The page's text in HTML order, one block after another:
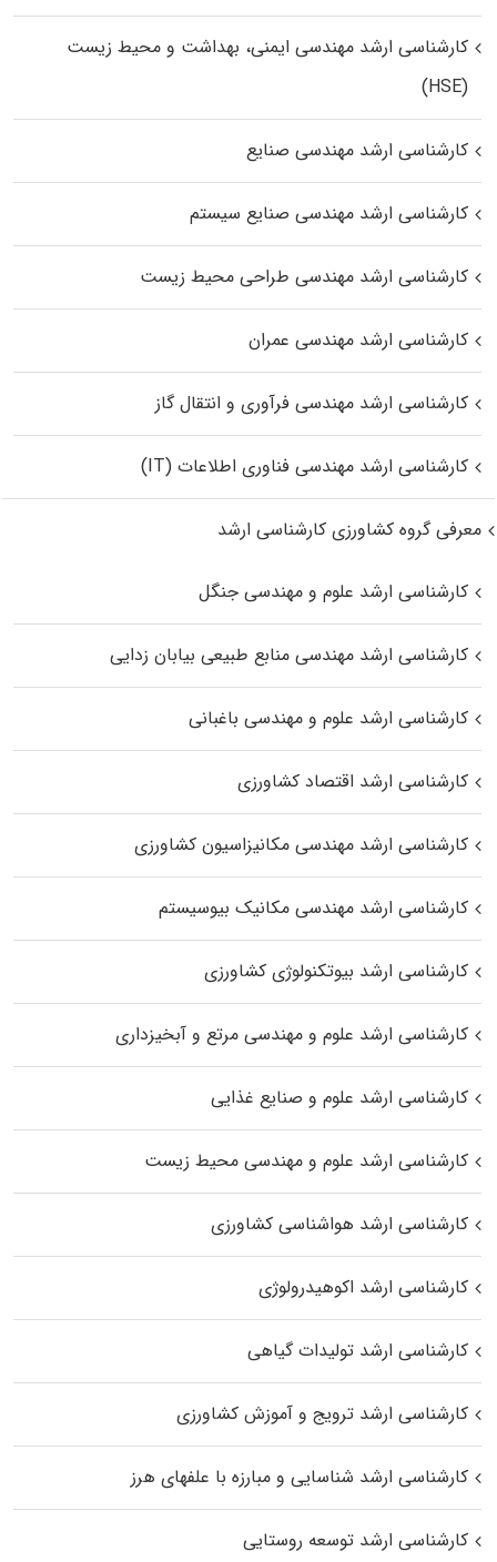
کارشناسی ارشد مهندسی ایمنی، بهداشت و محیط زیست
(HSE)
کارشناسی ارشد مهندسی صنایع
کارشناسی ارشد مهندسی صنایع سیستم
کارشناسی ارشد مهندسی طراحی محیط زیست
کارشناسی ارشد مهندسی عمران
کارشناسی ارشد مهندسی فرآوری و انتقال گاز
کارشناسی ارشد مهندسی فناوری اطلاعات (IT)
معرفی گروه کشاورزی کارشناسی ارشد
کارشناسی ارشد علوم و مهندسی جنگل
کارشناسی ارشد مهندسی منابع طبیعی بیابان زدایی
کارشناسی ارشد علوم و مهندسی باغبانی
کارشناسی ارشد اقتصاد کشاورزی
کارشناسی ارشد مهندسی مکانیزاسیون کشاورزی
کارشناسی ارشد مهندسی مکانیک بیوسیستم
کارشناسی ارشد بیوتکنولوژی کشاورزی
کارشناسی ارشد علوم و مهندسی مرتع و آبخیزداری
کارشناسی ارشد علوم و صنایع غذایی
کارشناسی ارشد علوم و مهندسی محیط زیست
کارشناسی ارشد هواشناسی کشاورزی
کارشناسی ارشد اکوهیدرولوژی
کارشناسی ارشد تولیدات گیاهی
کارشناسی ارشد ترویج و آموزش کشاورزی
کارشناسی ارشد شناسایی و مبارزه با علفهای هرز
کارشناسی ارشد توسعه روستایی